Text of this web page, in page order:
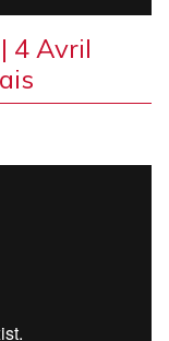
4 Avril